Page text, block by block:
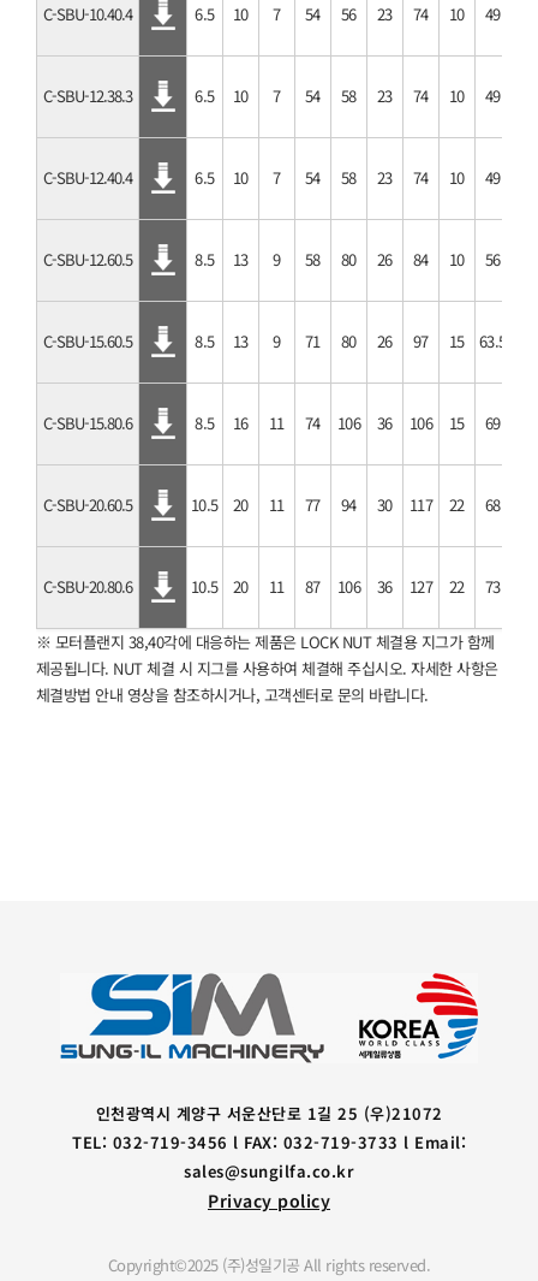
C-SBU-10.40.4 6.5 10 7 54 56 23 74 10 49
C-SBU-12.38.3 6.5 10 7 54 58 23 74 10 49
C-SBU-12.40.4 6.5 10 7 54 58 23 74 10 49
C-SBU-12.60.5 8.5 13 9 58 80 26 84 10 56
C-SBU-15.60.5 8.5 13 9 71 80 26 97 15 63.5
C-SBU-15.80.6 8.5 16 11 74 106 36 106 15 69
C-SBU-20.60.5 10.5 20 11 77 94 30 117 22 68
C-SBU-20.80.6 10.5 20 11 87 106 36 127 22 73
※ 모터플랜지 38,40각에 대응하는 제품은 LOCK NUT 체결용 지그가 함께
제공됩니다. NUT 체결 시 지그를 사용하여 체결해 주십시오. 자세한 사항은
체결방법 안내 영상을 참조하시거나, 고객센터로 문의 바랍니다.
인천광역시 계양구 서운산단로 1길 25 (우)21072
TEL: 032-719-3456 l FAX: 032-719-3733 l Email:
sales@sungilfa.co.kr
Privacy policy
Copyright©2025 (주)성일기공 All rights reserved.